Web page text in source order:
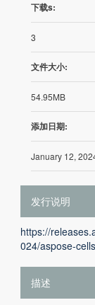
下载s:
3
文件大小:
54.95MB
添加日期:
January 12,
发行说明
https://
024/aspose-
描述